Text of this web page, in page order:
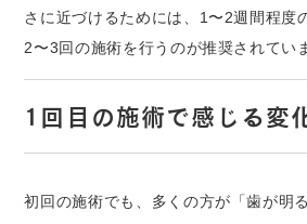
さに近づけるためには、1〜2週間程度
2〜3回の施術を行うのが推奨されてい
1回目の施術で感じる変
初回の施術でも、多くの方が「歯が明